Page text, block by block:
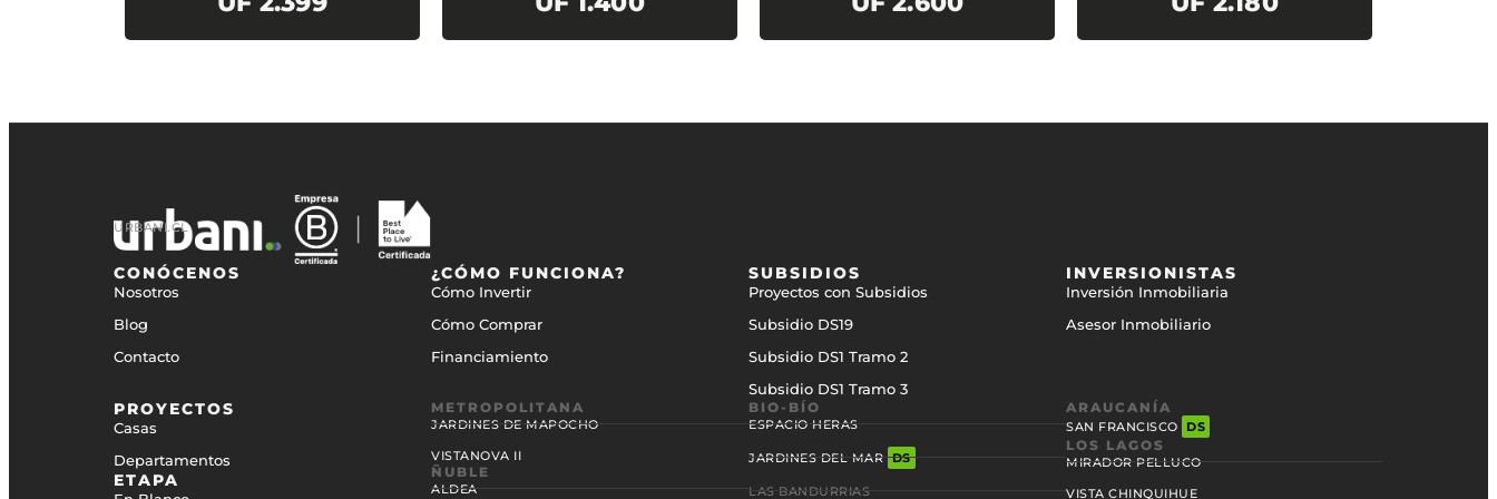
URBANI.CL
CONÓCENOS
Nosotros
Blog
Contacto
¿CÓMO FUNCIONA?
Cómo Invertir
Cómo Comprar
Financiamiento
SUBSIDIOS
Proyectos con Subsidios
Subsidio DS19
Subsidio DS1 Tramo 2
Subsidio DS1 Tramo 3
INVERSIONISTAS
Inversión Inmobiliaria
Asesor Inmobiliario
PROYECTOS
Casas
Departamentos
ETAPA
METROPOLITANA
JARDINES DE MAPOCHO
VISTANOVA II
ÑUBLE
ALDEA
BIO-BÍO
ESPACIO HERAS
JARDINES DEL MAR DS
LAS BANDURRIAS
ARAUCANÍA
SAN FRANCISCO DS
LOS LAGOS
MIRADOR PELLUCO
VISTA CHINQUIHUE